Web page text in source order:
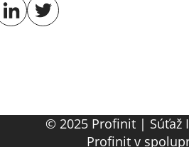
© 2025 Profinit | Súťaž
Profinit v